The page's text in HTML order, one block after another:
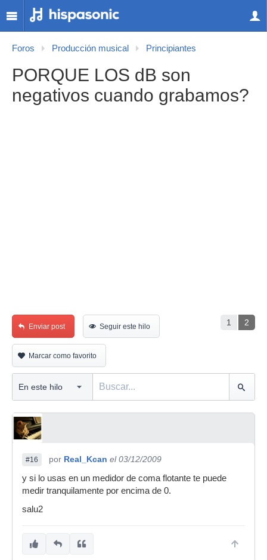
Foros Producción musical Principiantes
PORQUE LOS dB son
negativos cuando grabamos?
1 2
Enviar post Seguir este hilo
Marcar como favorito
#16 por Real_Kcan el 03/12/2009
y si lo usas en un medidor de coma flotante te puede
medir tranquilamente por encima de 0.
salu2